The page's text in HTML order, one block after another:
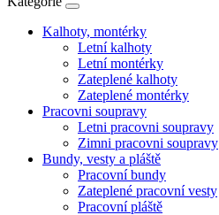
Kalhoty, montérky
Letní kalhoty
Letní montérky
Zateplené kalhoty
Zateplené montérky
Pracovni soupravy
Letni pracovni soupravy
Zimni pracovni soupravy
Bundy, vesty a pláště
Pracovní bundy
Zateplené pracovní vesty
Pracovní pláště